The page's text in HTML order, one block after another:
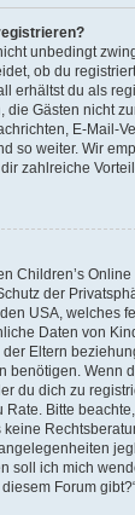
unbedingt
ob du
erhältst du als
die Gästen nicht
E-Mail-
so weiter. Wir
zahlreiche
Children’s
der
USA, welches
Daten von
Eltern
benötigen. Wenn
du dich zu
Rate. Bitte
keine
soll ich mich
Forum